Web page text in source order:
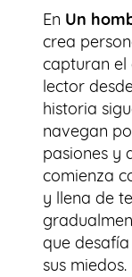
En Un
crea
capturan el
lector
historia
navegan
pasiones y
comienza
y llena de
que
sus miedos.